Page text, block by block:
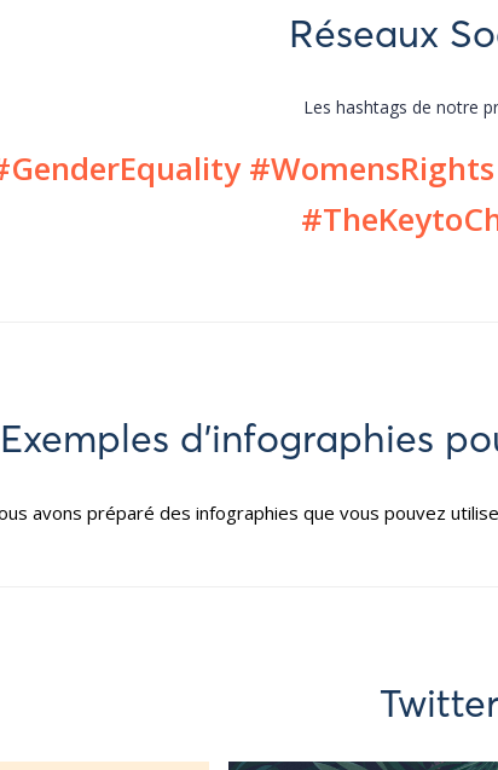
Réseaux
Les hashtags de notre
Exemples d’infographies
avons préparé des infographies que vous pouvez
Twitter